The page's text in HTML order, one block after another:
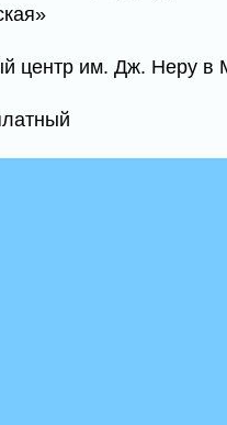
центр им. Дж. Неру в